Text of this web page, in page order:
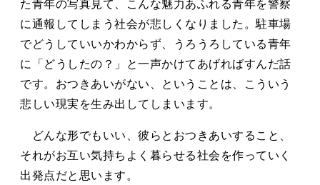
た青年の写真見て、こんな魅力あふれる青年を警察
に通報してしまう社会が悲しくなりました。駐車場
でどうしていいかわからず、うろうろしている青年
に「どうしたの？」と一声かけてあげればすんだ話
です。おつきあいがない、ということは、こういう
悲しい現実を生み出してしまいます。
どんな形でもいい、彼らとおつきあいすること、
それがお互い気持ちよく暮らせる社会を作っていく
出発点だと思います。